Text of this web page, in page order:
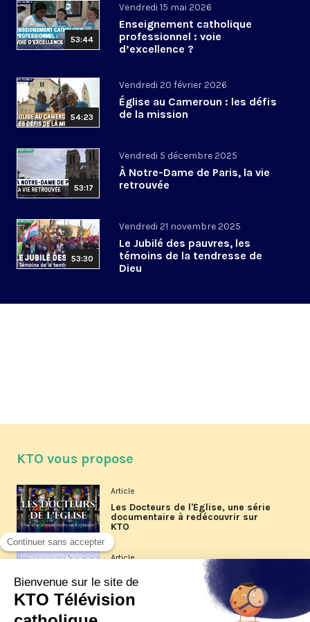
53:44
Vendredi 15 mai 2026
Enseignement catholique
professionnel : voie
d’excellence ?
54:23
Vendredi 20 février 2026
Église au Cameroun : les défis
de la mission
53:17
Vendredi 5 décembre 2025
À Notre-Dame de Paris, la vie
retrouvée
53:30
Vendredi 21 novembre 2025
Le Jubilé des pauvres, les
témoins de la tendresse de
Dieu
KTO vous propose
Article
Les Docteurs de l'Église, une série
documentaire à redécouvrir sur
KTO
Article
Les reportages d'été 2026 de KTO